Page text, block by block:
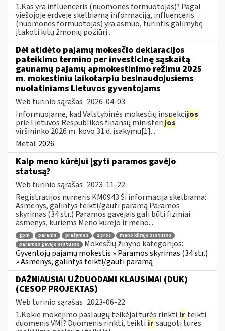
1.Kas yra influenceris (nuomonės formuotojas)? Pagal
viešojoje erdvėje skelbiamą informaciją, influenceris
(nuomonės formuotojas) yra asmuo, turintis galimybę
įtakoti kitų žmonių požiūrį...
Dėl atidėto pajamų mokesčio deklaracijos
pateikimo termino per investicinę sąskaitą
gaunamų pajamų apmokestinimo režimu 2025
m. mokestiniu laikotarpiu besinaudojusiems
nuolatiniams Lietuvos gyventojams
Web turinio sąrašas 2026-04-03
Informuojame, kad Valstybinės mokesčių inspekcijos
prie Lietuvos Respublikos finansų ministerijos
viršininko 2026 m. kovo 31 d. įsakymu[1]...
Metai: 2026
Kaip meno kūrėjui įgyti paramos gavėjo
statusą?
Web turinio sąrašas 2023-11-22
Registracijos numeris KM0943 Ši informacija skelbiama:
Asmenys, galintys teikti/gauti paramą Paramos
skyrimas (34 str.) Paramos gavėjais gali būti fiziniai
asmenys, kuriems Meno kūrėjo ir meno...
gpm parama prašymas 2 proc
meno kūrėjo statusas
paramos gavėjo statusas
Mokesčių žinyno kategorijos:
Gyventojų pajamų mokestis » Paramos skyrimas (34 str.)
» Asmenys, galintys teikti/gauti paramą
DAŽNIAUSIAI UŽDUODAMI KLAUSIMAI (DUK)
(CESOP PROJEKTAS)
Web turinio sąrašas 2023-06-22
1.Kokie mokėjimo paslaugų teikėjai turės rinkti ir teikti
duomenis VMI? Duomenis rinkti, teikti irsaugoti turės